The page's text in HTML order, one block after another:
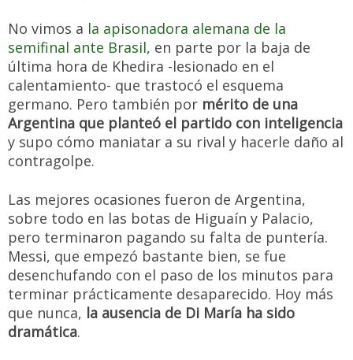
No vimos a la apisonadora alemana de la
semifinal ante Brasil, en parte por la baja de
última hora de Khedira -lesionado en el
calentamiento- que trastocó el esquema
germano. Pero también por mérito de una
Argentina que planteó el partido con inteligencia
y supo cómo maniatar a su rival y hacerle daño al
contragolpe.
Las mejores ocasiones fueron de Argentina,
sobre todo en las botas de Higuaín y Palacio,
pero terminaron pagando su falta de puntería.
Messi, que empezó bastante bien, se fue
desenchufando con el paso de los minutos para
terminar prácticamente desaparecido. Hoy más
que nunca, la ausencia de Di María ha sido
dramática.